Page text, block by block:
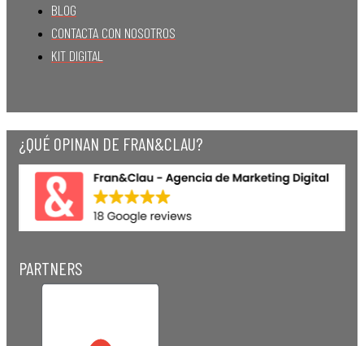
BLOG
CONTACTA CON NOSOTROS
KIT DIGITAL
¿QUÉ OPINAN DE FRAN&CLAU?
PARTNERS